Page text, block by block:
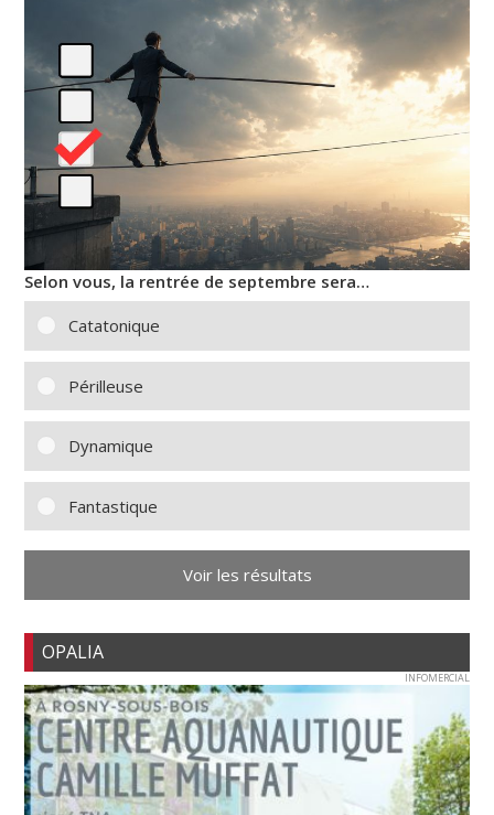
Selon vous, la rentrée de septembre sera…
Catatonique
Périlleuse
Dynamique
Fantastique
Voir les résultats
OPALIA
INFOMERCIAL